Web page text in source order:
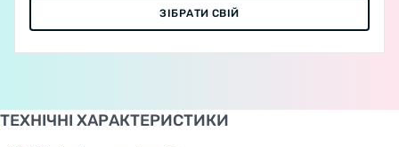
ЗІБРАТИ СВІЙ
ТЕХНІЧНІ ХАРАКТЕРИСТИКИ